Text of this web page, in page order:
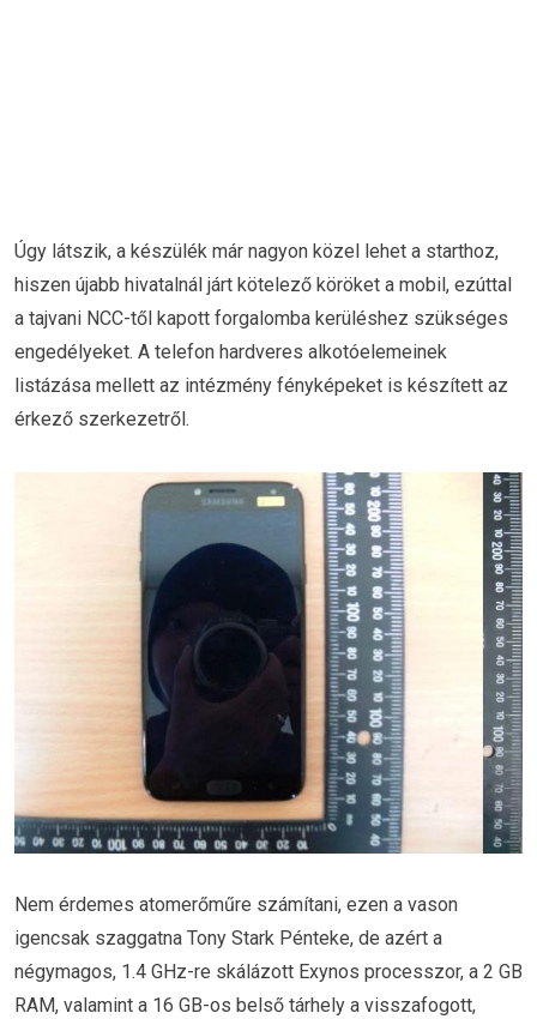
Úgy látszik, a készülék már nagyon közel lehet a starthoz,
hiszen újabb hivatalnál járt kötelező köröket a mobil, ezúttal
a tajvani NCC-től kapott forgalomba kerüléshez szükséges
engedélyeket. A telefon hardveres alkotóelemeinek
listázása mellett az intézmény fényképeket is készített az
érkező szerkezetről.
Nem érdemes atomerőműre számítani, ezen a vason
igencsak szaggatna Tony Stark Pénteke, de azért a
négymagos, 1.4 GHz-re skálázott Exynos processzor, a 2 GB
RAM, valamint a 16 GB-os belső tárhely a visszafogott,